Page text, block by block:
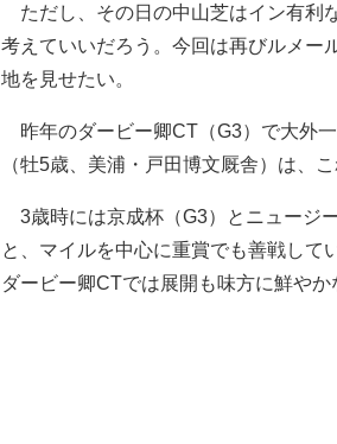
ただし、その日の中山芝はイン有利
考えていいだろう。今回は再びルメー
地を見せたい。
昨年のダービー卿CT（G3）で大外
（牡5歳、美浦・戸田博文厩舎）は、
3歳時には京成杯（G3）とニュージ
と、マイルを中心に重賞でも善戦して
ダービー卿CTでは展開も味方に鮮やか